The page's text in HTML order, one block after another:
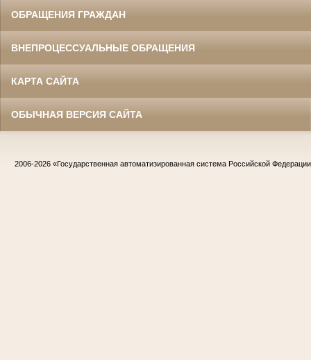
ОБРАЩЕНИЯ ГРАЖДАН
ВНЕПРОЦЕССУАЛЬНЫЕ ОБРАЩЕНИЯ
КАРТА САЙТА
ОБЫЧНАЯ ВЕРСИЯ САЙТА
2006-2026 «Государственная автоматизированная система Российской